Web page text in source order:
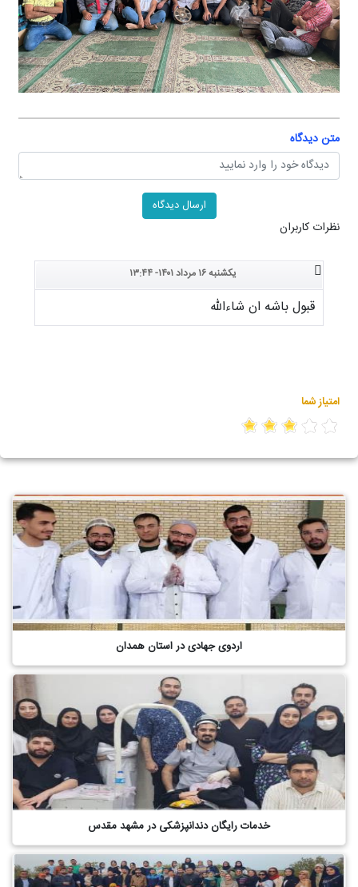
متن دیدگاه
نظرات کاربران
یکشنبه ۱۶ مرداد ۱۴۰۱- ۱۳:۴۴
قبول باشه ان شاءالله
امتیاز شما
اردوی جهادی در استان همدان
خدمات رایگان دندانپزشکی در مشهد مقدس